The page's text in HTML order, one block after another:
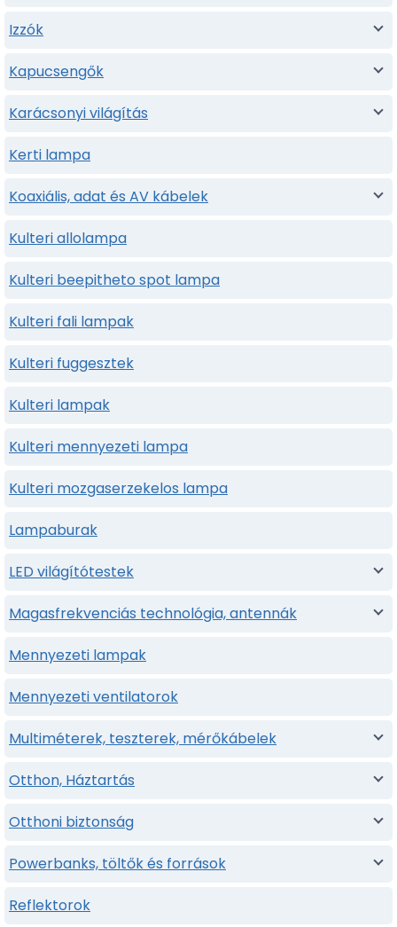
Izzók
Kapucsengők
Karácsonyi világítás
Kerti lampa
Koaxiális, adat és AV kábelek
Kulteri allolampa
Kulteri beepitheto spot lampa
Kulteri fali lampak
Kulteri fuggesztek
Kulteri lampak
Kulteri mennyezeti lampa
Kulteri mozgaserzekelos lampa
Lampaburak
LED világítótestek
Magasfrekvenciás technológia, antennák
Mennyezeti lampak
Mennyezeti ventilatorok
Multiméterek, teszterek, mérőkábelek
Otthon, Háztartás
Otthoni biztonság
Powerbanks, töltők és források
Reflektorok